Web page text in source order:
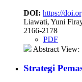
DOI: https://
Liawati, Yuni
2166-2178
PDF
Abstract View:
Strategi